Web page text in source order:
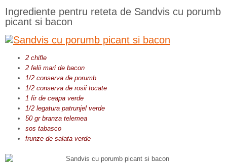
Ingrediente pentru reteta de Sandvis cu porumb
picant si bacon
2 chifle
2 felii mari de bacon
1/2 conserva de porumb
1/2 conserva de rosii tocate
1 fir de ceapa verde
1/2 legatura patrunjel verde
50 gr branza telemea
sos tabasco
frunze de salata verde